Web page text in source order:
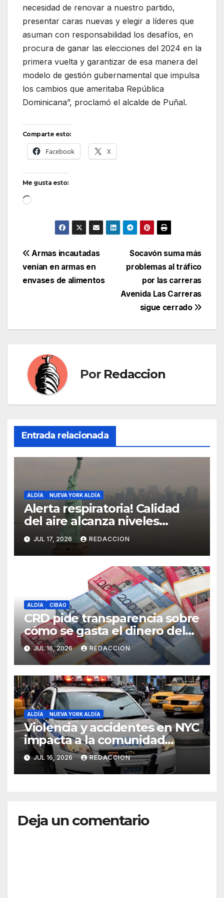
necesidad de renovar a nuestro partido,
presentar caras nuevas y elegir a líderes que
asuman con responsabilidad los desafíos, en
procura de ganar las elecciones del 2024 en la
primera vuelta y garantizar de esa manera del
modelo de gestión gubernamental que impulsa
los cambios que ameritaba República
Dominicana”, proclamó el alcalde de Puñal.
Comparte esto:
Facebook X
Me gusta esto:
Cargando...
Navegación
de
Socavón suma más
problemas al tráfico
por las carreras
Avenida Las Carreras
sigue cerrado
Armas incautadas
venían en armas en
envases de alimentos
Por Redaccion
Entrada relacionada
ALDÍA NUEVA YORK ALDÍA
Alerta respiratoria! Calidad
del aire alcanza niveles
peligrosos en NYC
JUL 17, 2026 REDACCION
ALDÍA CIBAO
CRD pide transparencia sobre
cómo se gasta el dinero del
Seguro Familiar de Salud
JUL 16, 2026 REDACCION
ALDÍA NUEVA YORK ALDÍA
Violencia y accidentes en NYC
impacta a la comunidad
dominicana
JUL 16, 2026 REDACCION
Deja un comentario